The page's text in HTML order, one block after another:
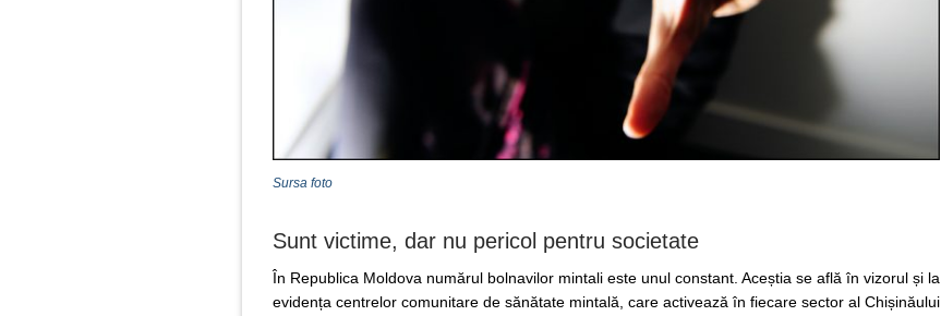
Sursa foto
Sunt victime, dar nu pericol pentru societate
În Republica Moldova numărul bolnavilor mintali este unul constant. Aceștia se află în vizorul și la
evidența centrelor comunitare de sănătate mintală, care activează în fiecare sector al Chișinăului